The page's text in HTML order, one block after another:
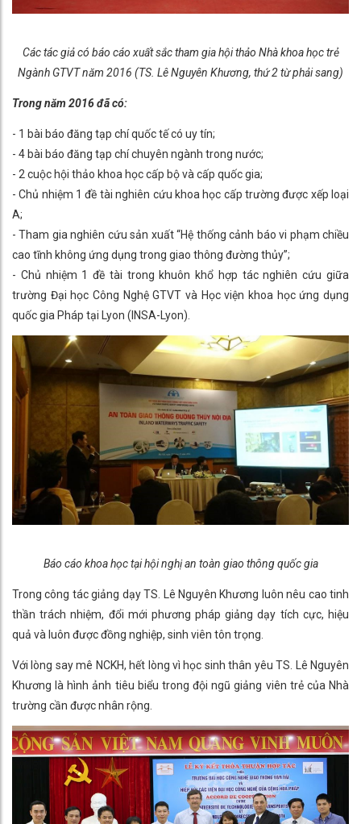
Các tác giả có báo cáo xuất sắc tham gia hội thảo Nhà khoa học trẻ
Ngành GTVT năm 2016 (TS. Lê Nguyên Khương, thứ 2 từ phải sang)
Trong năm 2016 đã có:
- 1 bài báo đăng tạp chí quốc tế có uy tín;
- 4 bài báo đăng tạp chí chuyên ngành trong nước;
- 2 cuộc hội thảo khoa học cấp bộ và cấp quốc gia;
- Chủ nhiệm 1 đề tài nghiên cứu khoa học cấp trường được xếp loại
A;
- Tham gia nghiên cứu sản xuất “Hệ thống cảnh báo vi phạm chiều
cao tĩnh không ứng dụng trong giao thông đường thủy”;
- Chủ nhiệm 1 đề tài trong khuôn khổ hợp tác nghiên cứu giữa
trường Đại học Công Nghệ GTVT và Học viện khoa học ứng dụng
quốc gia Pháp tại Lyon (INSA-Lyon).
Báo cáo khoa học tại hội nghị an toàn giao thông quốc gia
Trong công tác giảng dạy TS. Lê Nguyên Khương luôn nêu cao tinh
thần trách nhiệm, đổi mới phương pháp giảng dạy tích cực, hiệu
quả và luôn được đồng nghiệp, sinh viên tôn trọng.
Với lòng say mê NCKH, hết lòng vì học sinh thân yêu TS. Lê Nguyên
Khương là hình ảnh tiêu biểu trong đội ngũ giảng viên trẻ của Nhà
trường cần được nhân rộng.